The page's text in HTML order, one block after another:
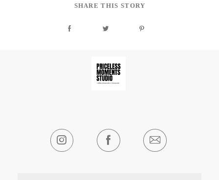
SHARE THIS STORY